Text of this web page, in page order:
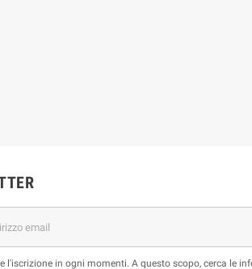
l'iscrizione in ogni momenti. A questo scopo, cerca le